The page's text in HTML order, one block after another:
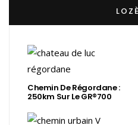
Chemin De Régordane :
250km Sur Le GR®700